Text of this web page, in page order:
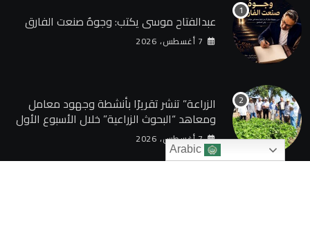
عبدالفتاح موسى يكتب: وجوهٌ صنعت الفارق
7 أغسطس، 2026
الزراعة” تنشر تقريرًا بأنشطة وجهود معامل
ومعاهد “البحوث الزراعية” خلال الأسبوع الأول
من أغسطس 2026
7 أغسطس، 2026